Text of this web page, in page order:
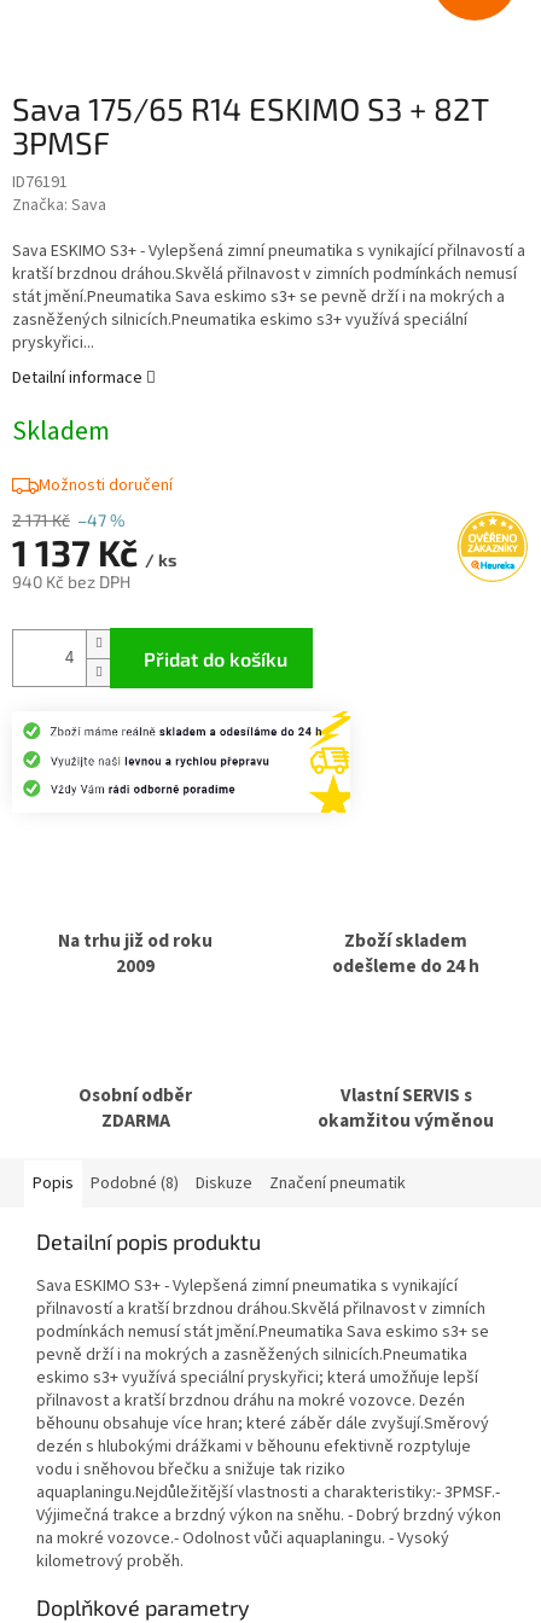
Sava 175/65 R14 ESKIMO S3 + 82T
3PMSF
ID76191
Značka: Sava
2 171 Kč –47 %
1 137 Kč / ks
940 Kč bez DPH
Skladem
Možnosti doručení
Přidat do košíku
Sava ESKIMO S3+ - Vylepšená zimní pneumatika s vynikající přilnavostí a
kratší brzdnou dráhou.Skvělá přilnavost v zimních podmínkách nemusí
stát jmění.Pneumatika Sava eskimo s3+ se pevně drží i na mokrých a
zasněžených silnicích.Pneumatika eskimo s3+ využívá speciální
pryskyřici...
Detailní informace
Na trhu již od roku
2009
Zboží skladem
odešleme do 24 h
Osobní odběr
ZDARMA
Vlastní SERVIS s
okamžitou výměnou
Popis Podobné (8) Diskuze Značení pneumatik
Detailní popis produktu
Sava ESKIMO S3+ - Vylepšená zimní pneumatika s vynikající
přilnavostí a kratší brzdnou dráhou.Skvělá přilnavost v zimních
podmínkách nemusí stát jmění.Pneumatika Sava eskimo s3+ se
pevně drží i na mokrých a zasněžených silnicích.Pneumatika
eskimo s3+ využívá speciální pryskyřici; která umožňuje lepší
přilnavost a kratší brzdnou dráhu na mokré vozovce. Dezén
běhounu obsahuje více hran; které záběr dále zvyšují.Směrový
dezén s hlubokými drážkami v běhounu efektivně rozptyluje
vodu i sněhovou břečku a snižuje tak riziko
aquaplaningu.Nejdůležitější vlastnosti a charakteristiky:- 3PMSF.-
Výjimečná trakce a brzdný výkon na sněhu. - Dobrý brzdný výkon
na mokré vozovce.- Odolnost vůči aquaplaningu. - Vysoký
kilometrový proběh.
Doplňkové parametry